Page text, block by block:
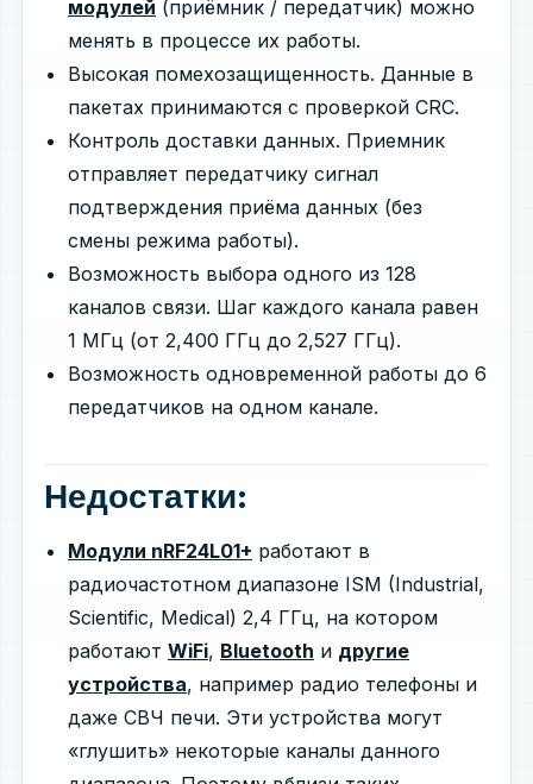
модулей (приёмник / передатчик) можно
менять в процессе их работы.
Высокая помехозащищенность. Данные в
пакетах принимаются с проверкой CRC.
Контроль доставки данных. Приемник
отправляет передатчику сигнал
подтверждения приёма данных (без
смены режима работы).
Возможность выбора одного из 128
каналов связи. Шаг каждого канала равен
1 МГц (от 2,400 ГГц до 2,527 ГГц).
Возможность одновременной работы до 6
передатчиков на одном канале.
Недостатки:
Модули nRF24L01+ работают в
радиочастотном диапазоне ISM (Industrial,
Scientific, Medical) 2,4 ГГц, на котором
работают WiFi, Bluetooth и другие
устройства, например радио телефоны и
даже СВЧ печи. Эти устройства могут
«глушить» некоторые каналы данного